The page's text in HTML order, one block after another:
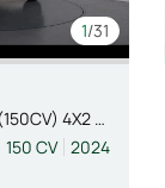
1/31
Extreme TCE 110kW (150CV) 4X2 EDC
150 CV 2024